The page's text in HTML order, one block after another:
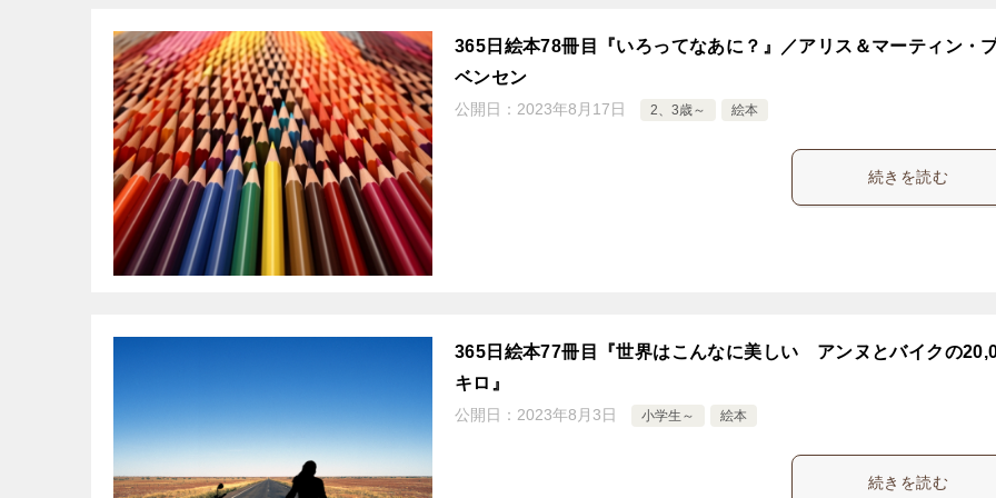
365日絵本78冊目『いろってなあに？』／アリス＆マーティン・
ベンセン
公開日： 2023年8月17日 2、3歳～ 絵本
続きを読む
365日絵本77冊目『世界はこんなに美しい アンヌとバイクの
キロ』
公開日： 2023年8月3日 小学生～ 絵本
続きを読む